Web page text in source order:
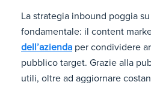
La strategia inbound poggia
fondamentale: il content
dell’azienda per condividere
pubblico target. Grazie alla
utili, oltre ad aggiornare